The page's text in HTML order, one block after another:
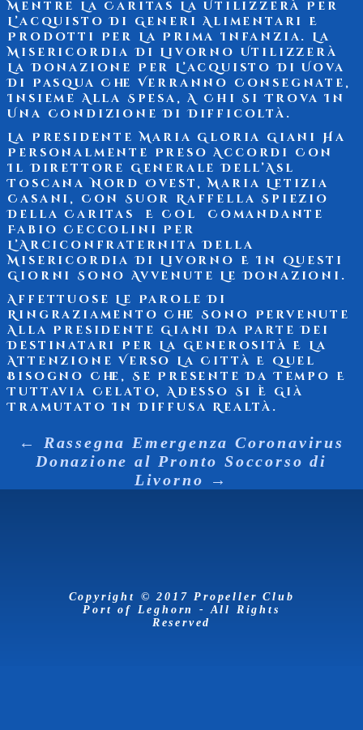
Mentre La Caritas La Utilizzerà Per
L’acquisto Di Generi Alimentari E
Prodotti Per La Prima Infanzia. La
Misericordia Di Livorno Utilizzerà
La Donazione Per L’acquisto Di Uova
Di Pasqua Che Verranno Consegnate,
Insieme Alla Spesa, A Chi Si Trova In
Una Condizione Di Difficoltà.
La Presidente Maria Gloria Giani Ha
Personalmente Preso Accordi Con
Il Direttore Generale Dell’Asl
Toscana Nord Ovest, Maria Letizia
Casani, Con Suor Raffella Spiezio
Della Caritas E Col Comandante
Fabio Ceccolini Per
L’Arciconfraternita Della
Misericordia Di Livorno E In Questi
Giorni Sono Avvenute Le Donazioni.
Affettuose Le Parole Di
Ringraziamento Che Sono Pervenute
Alla Presidente Giani Da Parte Dei
Destinatari Per La Generosità E La
Attenzione Verso La Città E Quel
Bisogno Che, Se Presente Da Tempo E
Tuttavia Celato, Adesso Si È Già
Tramutato In Diffusa Realtà.
←
Rassegna Emergenza Coronavirus
Donazione al Pronto Soccorso di
Livorno
→
Copyright © 2017 Propeller Club
Port of Leghorn - All Rights
Reserved